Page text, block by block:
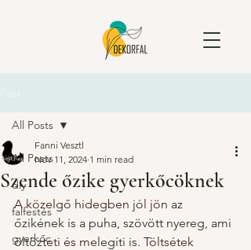
All Posts
diy
falfestés
gyerkőc
All Posts
Szende őzike gyerkőcöknek
Fanni Vesztl
Nov 11, 2024 1 min read
A közelgő hidegben jól jön az
őzikének is a puha, szövött nyereg, ami
öltözteti és melegíti is. Töltsétek